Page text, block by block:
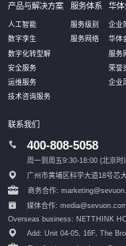
产品与解决方案
人工智能
数字孪生
数字化转型解
安全服务
运维服务
技术咨询服务
服务体系
服务级别
服务网络
华体
企业
华体
服务
荣誉
企业
联系我们
400-808-5058
周一到周五9:30-18:00 (北京时
广州市黄埔区科学大道18号芯
商务合作:
媒体合作: media@sevuon.com
Overseas business: NETTHINK
Add: Unit 04-05, 16F, The